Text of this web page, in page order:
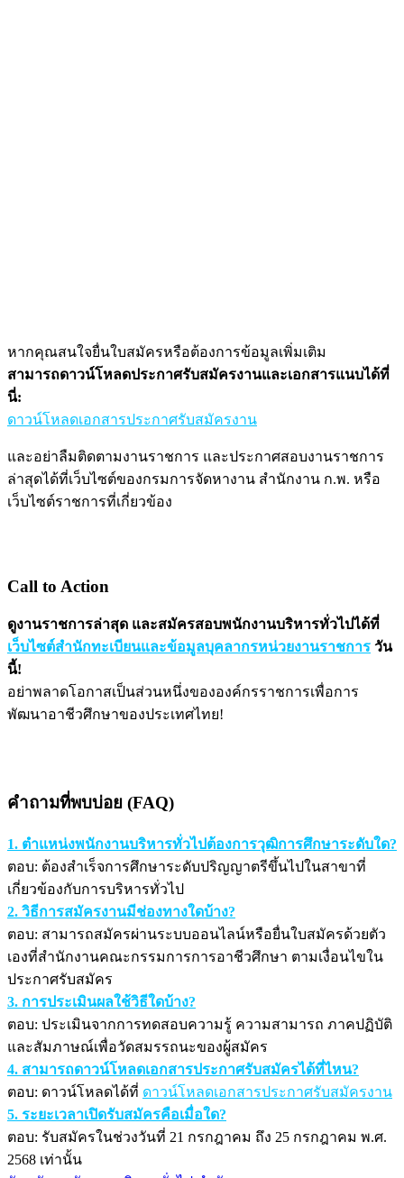
หากคุณสนใจยื่นใบสมัครหรือต้องการข้อมูลเพิ่มเติม
สามารถดาวน์โหลดประกาศรับสมัครงานและเอกสารแนบได้ที่
นี่:
ดาวน์โหลดเอกสารประกาศรับสมัครงาน
และอย่าลืมติดตามงานราชการ และประกาศสอบงานราชการ
ล่าสุดได้ที่เว็บไซต์ของกรมการจัดหางาน สำนักงาน ก.พ. หรือ
เว็บไซต์ราชการที่เกี่ยวข้อง
Call to Action
ดูงานราชการล่าสุด และสมัครสอบพนักงานบริหารทั่วไปได้ที่
เว็บไซต์สำนักทะเบียนและข้อมูลบุคลากรหน่วยงานราชการ วัน
นี้!
อย่าพลาดโอกาสเป็นส่วนหนึ่งขององค์กรราชการเพื่อการ
พัฒนาอาชีวศึกษาของประเทศไทย!
คำถามที่พบบ่อย (FAQ)
1. ตำแหน่งพนักงานบริหารทั่วไปต้องการวุฒิการศึกษาระดับใด?
ตอบ: ต้องสำเร็จการศึกษาระดับปริญญาตรีขึ้นไปในสาขาที่
เกี่ยวข้องกับการบริหารทั่วไป
2. วิธีการสมัครงานมีช่องทางใดบ้าง?
ตอบ: สามารถสมัครผ่านระบบออนไลน์หรือยื่นใบสมัครด้วยตัว
เองที่สำนักงานคณะกรรมการการอาชีวศึกษา ตามเงื่อนไขใน
ประกาศรับสมัคร
3. การประเมินผลใช้วิธีใดบ้าง?
ตอบ: ประเมินจากการทดสอบความรู้ ความสามารถ ภาคปฏิบัติ
และสัมภาษณ์เพื่อวัดสมรรถนะของผู้สมัคร
4. สามารถดาวน์โหลดเอกสารประกาศรับสมัครได้ที่ไหน?
ตอบ: ดาวน์โหลดได้ที่ ดาวน์โหลดเอกสารประกาศรับสมัครงาน
5. ระยะเวลาเปิดรับสมัครคือเมื่อใด?
ตอบ: รับสมัครในช่วงวันที่ 21 กรกฎาคม ถึง 25 กรกฎาคม พ.ศ.
2568 เท่านั้น